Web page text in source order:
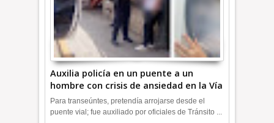
Auxilia policía en un puente a un
hombre con crisis de ansiedad en la Vía
Morelos | INFORMATIVA
Para transeúntes, pretendía arrojarse desde el
puente vial; fue auxiliado por oficiales de Tránsito ...